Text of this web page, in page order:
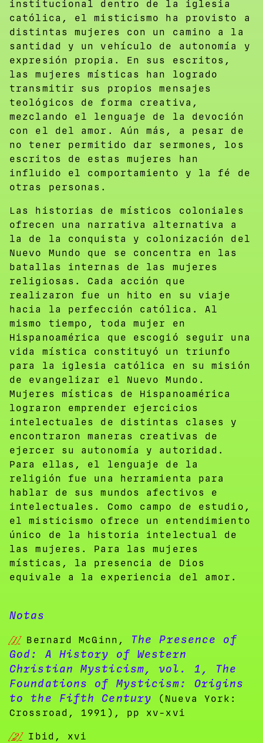
institucional dentro de la iglesia
católica, el misticismo ha provisto a
distintas mujeres con un camino a la
santidad y un vehículo de autonomía y
expresión propia. En sus escritos,
las mujeres místicas han logrado
transmitir sus propios mensajes
teológicos de forma creativa,
mezclando el lenguaje de la devoción
con el del amor. Aún más, a pesar de
no tener permitido dar sermones, los
escritos de estas mujeres han
influido el comportamiento y la fé de
otras personas.
Las historias de místicos coloniales
ofrecen una narrativa alternativa a
la de la conquista y colonización del
Nuevo Mundo que se concentra en las
batallas internas de las mujeres
religiosas. Cada acción que
realizaron fue un hito en su viaje
hacia la perfección católica. Al
mismo tiempo, toda mujer en
Hispanoamérica que escogió seguir una
vida mística constituyó un triunfo
para la iglesia católica en su misión
de evangelizar el Nuevo Mundo.
Mujeres místicas de Hispanoamérica
lograron emprender ejercicios
intelectuales de distintas clases y
encontraron maneras creativas de
ejercer su autonomía y autoridad.
Para ellas, el lenguaje de la
religión fue una herramienta para
hablar de sus mundos afectivos e
intelectuales. Como campo de estudio,
el misticismo ofrece un entendimiento
único de la historia intelectual de
las mujeres. Para las mujeres
místicas, la presencia de Dios
equivale a la experiencia del amor.
Notas
[1]Bernard McGinn,
The Presence of
God: A History of Western
Christian Mysticism, vol. 1, The
Foundations of Mysticism: Origins
to the Fifth Century
(Nueva York:
Crossroad, 1991), pp xv-xvi
[2]Ibid, xvi